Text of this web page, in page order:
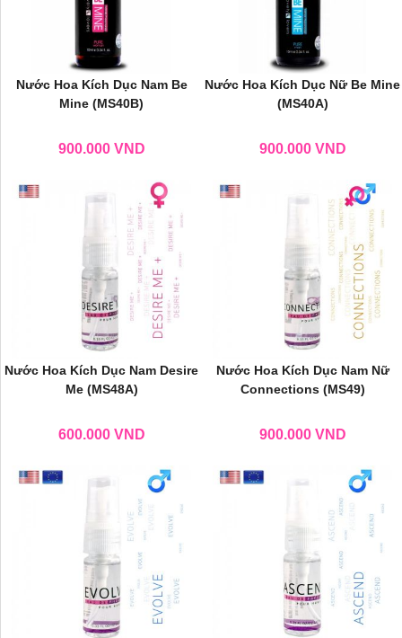
Nước Hoa Kích Dục Nam Be
Mine (MS40B)
900.000 VND
Nước Hoa Kích Dục Nữ Be Mine
(MS40A)
900.000 VND
Nước Hoa Kích Dục Nam Desire
Me (MS48A)
600.000 VND
Nước Hoa Kích Dục Nam Nữ
Connections (MS49)
900.000 VND